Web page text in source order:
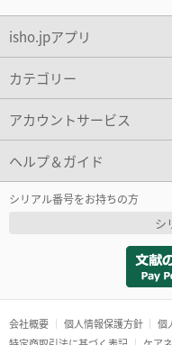
isho.jpアプリ
カテゴリー
アカウントサービス
ヘルプ＆ガイド
シリアル番号をお持ちの方
シ
会社概要 個人情報保護方針
個